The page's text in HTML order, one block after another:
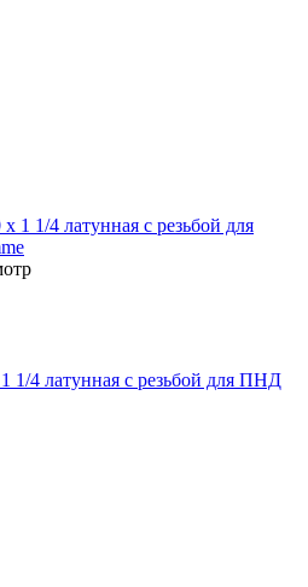
1/4 латунная с резьбой для ПНД